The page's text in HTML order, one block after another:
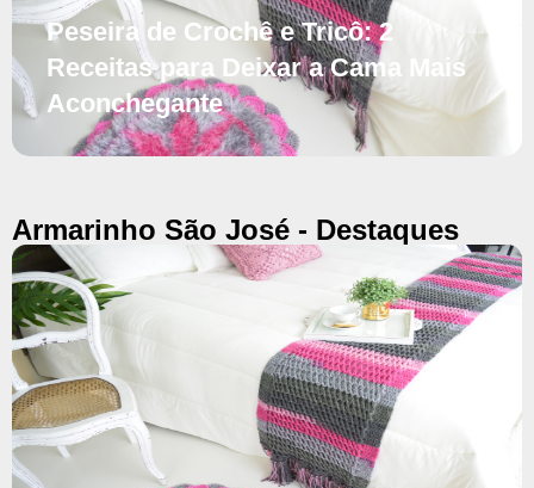
Peseira de Crochê e Tricô: 2
Receitas para Deixar a Cama Mais
Aconchegante
Armarinho São José - Destaques